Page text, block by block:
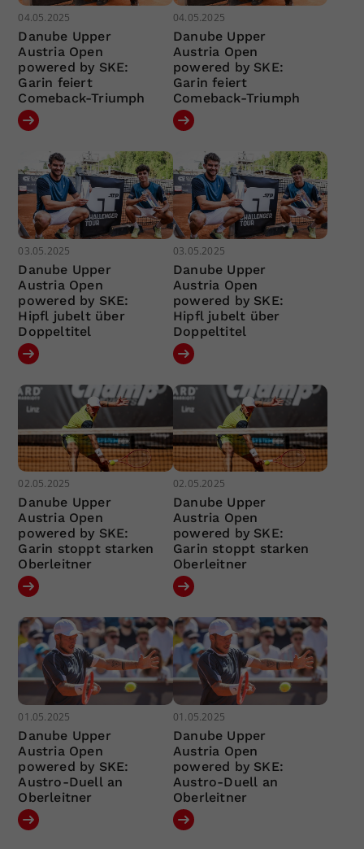
04.05.2025
Danube Upper
Austria Open
powered by SKE:
Garin feiert
Comeback-Triumph
04.05.2025
Danube Upper
Austria Open
powered by SKE:
Garin feiert
Comeback-Triumph
03.05.2025
Danube Upper
Austria Open
powered by SKE:
Hipfl jubelt über
Doppeltitel
03.05.2025
Danube Upper
Austria Open
powered by SKE:
Hipfl jubelt über
Doppeltitel
02.05.2025
Danube Upper
Austria Open
powered by SKE:
Garin stoppt starken
Oberleitner
02.05.2025
Danube Upper
Austria Open
powered by SKE:
Garin stoppt starken
Oberleitner
01.05.2025
Danube Upper
Austria Open
powered by SKE:
Austro-Duell an
Oberleitner
01.05.2025
Danube Upper
Austria Open
powered by SKE:
Austro-Duell an
Oberleitner